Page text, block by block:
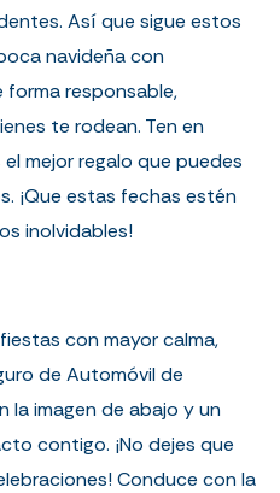
Así que sigue estos
navideña con
forma responsable,
te rodean. Ten en
mejor regalo que puedes
¡Que estas fechas estén
inolvidables!
con mayor calma,
de Automóvil de
la imagen de abajo y un
contigo. ¡No dejes que
Conduce con la